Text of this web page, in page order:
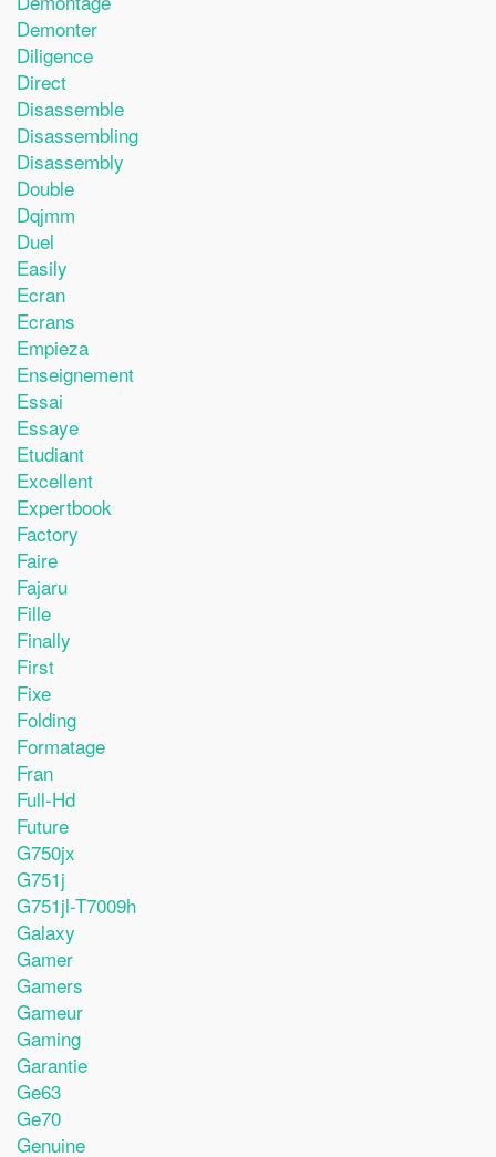
Demonter
Diligence
Direct
Disassemble
Disassembling
Disassembly
Double
Dqjmm
Duel
Easily
Ecran
Ecrans
Empieza
Enseignement
Essai
Essaye
Etudiant
Excellent
Expertbook
Factory
Faire
Fajaru
Fille
Finally
First
Fixe
Folding
Formatage
Fran
Full-Hd
Future
G750jx
G751j
G751jl-T7009h
Galaxy
Gamer
Gamers
Gameur
Gaming
Garantie
Ge63
Ge70
Genuine